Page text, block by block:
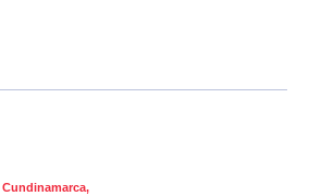
Cundinamarca,